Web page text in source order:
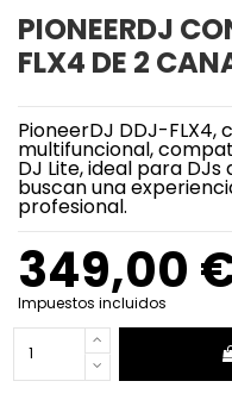
PIONEERDJ
FLX4 DE 2
PioneerDJ DDJ-
multifuncional,
DJ Lite, ideal para
buscan una
profesional.
349,00
Impuestos incluidos